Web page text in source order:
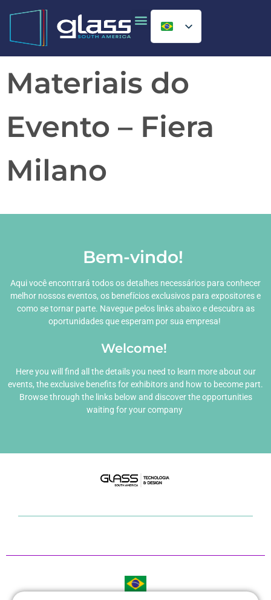
Materiais do
Evento – Fiera
Milano
Bem-vindo!
Aqui você encontrará todos os detalhes necessários para conhecer
melhor nossos eventos, os benefícios exclusivos para expositores e
como se tornar parte. Navegue pelos links abaixo e descubra as
oportunidades que esperam por sua empresa!
Welcome!
Here you will find all the details you need to learn more about our
events, the exclusive benefits for exhibitors and how to become part.
Browse through the links below and discover the opportunities
waiting for your company